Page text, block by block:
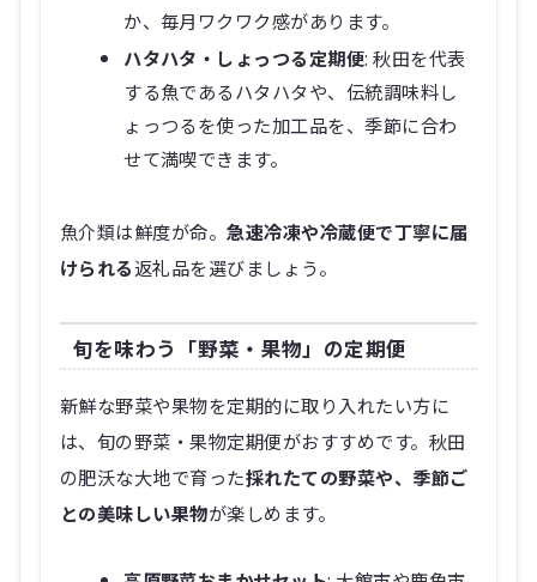
か、毎月ワクワク感があります。
ハタハタ・しょっつる定期便: 秋田を代表
する魚であるハタハタや、伝統調味料し
ょっつるを使った加工品を、季節に合わ
せて満喫できます。
魚介類は鮮度が命。急速冷凍や冷蔵便で丁寧に届
けられる返礼品を選びましょう。
旬を味わう「野菜・果物」の定期便
新鮮な野菜や果物を定期的に取り入れたい方に
は、旬の野菜・果物定期便がおすすめです。秋田
の肥沃な大地で育った採れたての野菜や、季節ご
との美味しい果物が楽しめます。